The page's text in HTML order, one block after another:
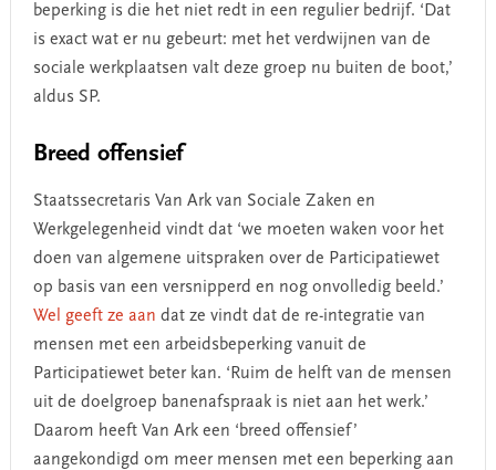
beperking is die het niet redt in een regulier bedrijf. ‘Dat
is exact wat er nu gebeurt: met het verdwijnen van de
sociale werkplaatsen valt deze groep nu buiten de boot,’
aldus SP.
Breed offensief
Staatssecretaris Van Ark van Sociale Zaken en
Werkgelegenheid vindt dat ‘we moeten waken voor het
doen van algemene uitspraken over de Participatiewet
op basis van een versnipperd en nog onvolledig beeld.’
Wel geeft ze aan dat ze vindt dat de re-integratie van
mensen met een arbeidsbeperking vanuit de
Participatiewet beter kan. ‘Ruim de helft van de mensen
uit de doelgroep banenafspraak is niet aan het werk.’
Daarom heeft Van Ark een ‘breed offensief’
aangekondigd om meer mensen met een beperking aan